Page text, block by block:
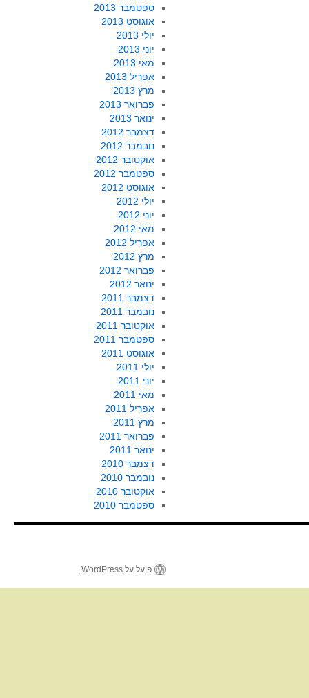
ספטמבר 2013
אוגוסט 2013
יולי 2013
יוני 2013
מאי 2013
אפריל 2013
מרץ 2013
פברואר 2013
ינואר 2013
דצמבר 2012
נובמבר 2012
אוקטובר 2012
ספטמבר 2012
אוגוסט 2012
יולי 2012
יוני 2012
מאי 2012
אפריל 2012
מרץ 2012
פברואר 2012
ינואר 2012
דצמבר 2011
נובמבר 2011
אוקטובר 2011
ספטמבר 2011
אוגוסט 2011
יולי 2011
יוני 2011
מאי 2011
אפריל 2011
מרץ 2011
פברואר 2011
ינואר 2011
דצמבר 2010
נובמבר 2010
אוקטובר 2010
ספטמבר 2010
פועל על WordPress.